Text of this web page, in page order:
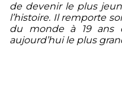
de devenir le plus
l’histoire. Il remporte
du monde à 19 ans
aujourd’hui le plus